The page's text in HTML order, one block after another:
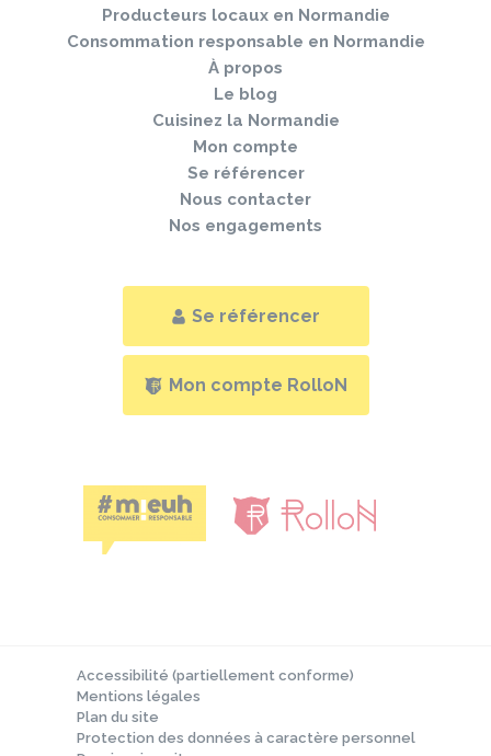
Producteurs locaux en Normandie
Consommation responsable en Normandie
À propos
Le blog
Cuisinez la Normandie
Mon compte
Se référencer
Nous contacter
Nos engagements
Se référencer
Mon compte RolloN
Accessibilité (partiellement conforme)
Mentions légales
Plan du site
Protection des données à caractère personnel